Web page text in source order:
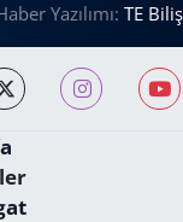
Yazılımı: TE